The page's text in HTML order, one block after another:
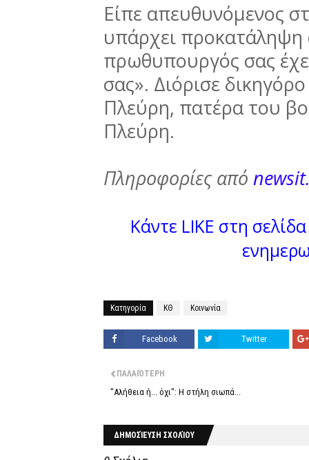
Είπε απευθυνόμενος
υπάρχει προκατάληψη
πρωθυπουργός σας
σας». Διόρισε
Πλεύρη, πατέρα του
Πλεύρη.
Πληροφορίες από
Κάντε LIKE στη
Κατηγορία ΚΘ Κοινωνία
Facebook Twitter
ΠΑΛΑΙΌΤΕΡΗ
"Αλήθεια ή... όχι": Η στήλη σιωπά...
ΔΗΜΟΣΊΕΥΣΗ ΣΧΟΛΊΟΥ